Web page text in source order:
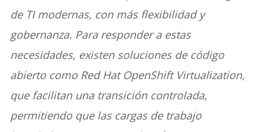
de TI modernas, con más flexibilidad y
gobernanza. Para responder a estas
necesidades, existen soluciones de código
abierto como Red Hat OpenShift Virtualization,
que facilitan una transición controlada,
permitiendo que las cargas de trabajo